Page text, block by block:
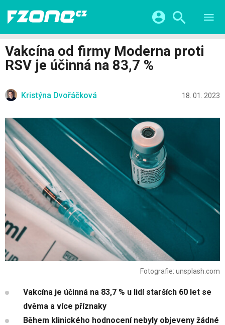
VIDEA
SERIÁLY
KATEGORIE
CHYTRÁ MĚSTA
ŽIVOT BUDOUCNOSTI
FINTECH
Facebook Google
Twitter Microsoft
Vakcína od firmy Moderna proti
RSV je účinná na 83,7 %
Kristýna Dvořáčková 18. 01. 2023
Fotografie: unsplash.com
Vakcína je účinná na 83,7 % u lidí starších 60 let se
dvěma a více příznaky
Během klinického hodnocení nebyly objeveny žádné